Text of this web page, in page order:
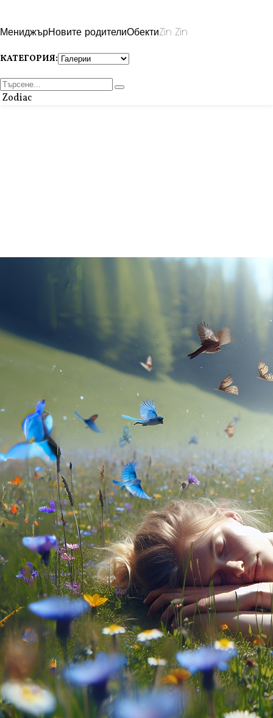
МениджърНовите родителиОбектиZin Zin
КАТЕГОРИЯ:
Zodiac